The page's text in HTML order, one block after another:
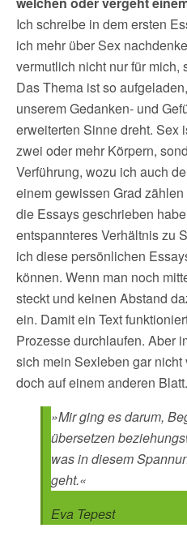
Ich schreibe in dem ersten
ich mehr über Sex
vermutlich nicht nur für mich,
Das Thema ist so
unserem Gedanken- und
erweiterten Sinne dreht. Sex
zwei oder mehr Körpern,
Verführung, wozu ich auch
einem gewissen Grad
die Essays geschrieben
entspannteres Verhältnis zu
ich diese persönlichen
können. Wenn man noch
steckt und keinen Abstand
ein. Damit ein Text
Prozesse durchlaufen. Aber
sich mein Sexleben gar
doch auf einem anderen Blatt.
»Mir ging es darum,
übersetzen
was in diesem
geht.«
Eva Tepest